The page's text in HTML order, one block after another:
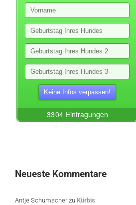
Neueste Kommentare
Antje Schumacherzu Kürbis